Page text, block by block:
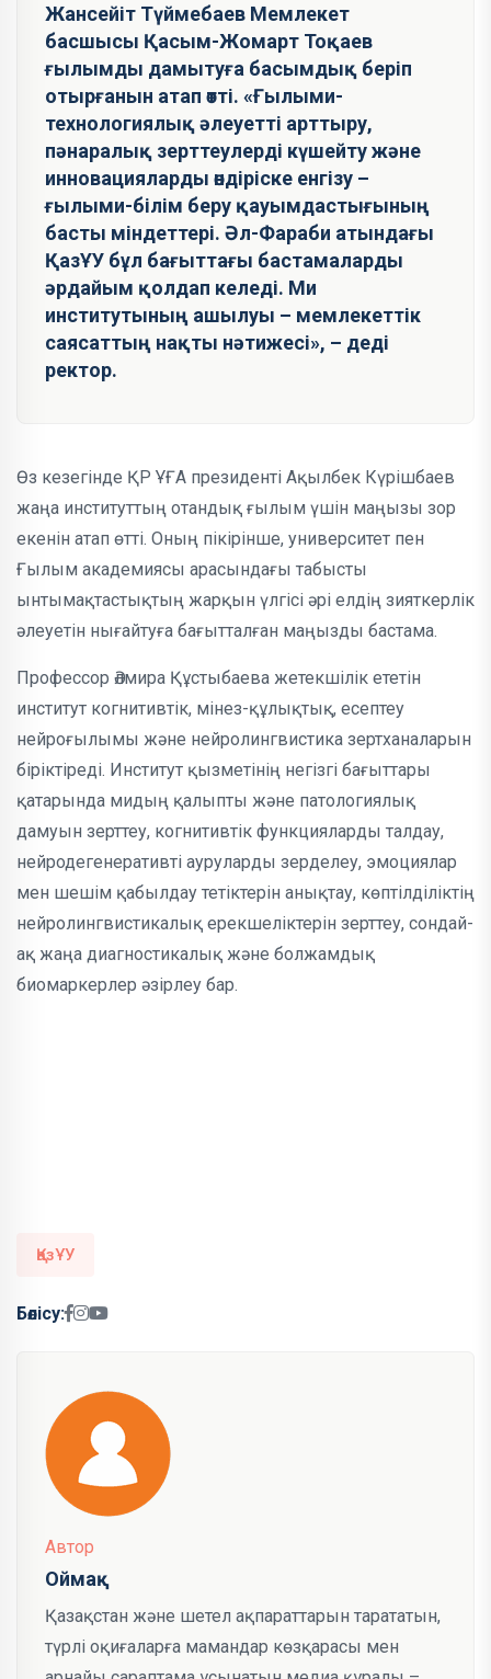
Жансейіт Түймебаев Мемлекет
басшысы Қасым-Жомарт Тоқаев
ғылымды дамытуға басымдық беріп
отырғанын атап өтті. «Ғылыми-
технологиялық әлеуетті арттыру,
пәнаралық зерттеулерді күшейту және
инновацияларды өндіріске енгізу –
ғылыми-білім беру қауымдастығының
басты міндеттері. Әл-Фараби атындағы
ҚазҰУ бұл бағыттағы бастамаларды
әрдайым қолдап келеді. Ми
институтының ашылуы – мемлекеттік
саясаттың нақты нәтижесі», – деді
ректор.
Өз кезегінде ҚР ҰҒА президенті Ақылбек Күрішбаев
жаңа институттың отандық ғылым үшін маңызы зор
екенін атап өтті. Оның пікірінше, университет пен
Ғылым академиясы арасындағы табысты
ынтымақтастықтың жарқын үлгісі әрі елдің зияткерлік
әлеуетін нығайтуға бағытталған маңызды бастама.
Профессор Әлмира Құстыбаева жетекшілік ететін
институт когнитивтік, мінез-құлықтық, есептеу
нейроғылымы және нейролингвистика зертханаларын
біріктіреді. Институт қызметінің негізгі бағыттары
қатарында мидың қалыпты және патологиялық
дамуын зерттеу, когнитивтік функцияларды талдау,
нейродегенеративті ауруларды зерделеу, эмоциялар
мен шешім қабылдау тетіктерін анықтау, көптілділіктің
нейролингвистикалық ерекшеліктерін зерттеу, сондай-
ақ жаңа диагностикалық және болжамдық
биомаркерлер әзірлеу бар.
ҚазҰУ
Бөлісу:
Автор
Оймақ
Қазақстан және шетел ақпараттарын тарататын,
түрлі оқиғаларға мамандар көзқарасы мен